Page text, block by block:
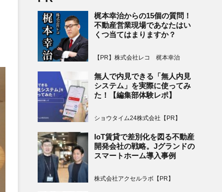
梶本幸治からの15個の質問！
不動産営業現場であなたはい
くつ当てはまりますか？
【PR】株式会社レコ 梶本幸治
無人で内見できる「無人内見
システム」を実際に使ってみ
た！【編集部体験レポ】
ショウタイム24株式会社【PR】
IoT賃貸で差別化を図る不動産
開発会社の戦略。Jグランドの
スマートホーム導入事例
株式会社アクセルラボ【PR】